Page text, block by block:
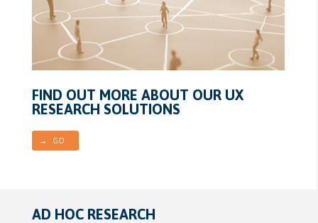
FIND OUT MORE ABOUT OUR UX
RESEARCH SOLUTIONS
→ GO
AD HOC RESEARCH